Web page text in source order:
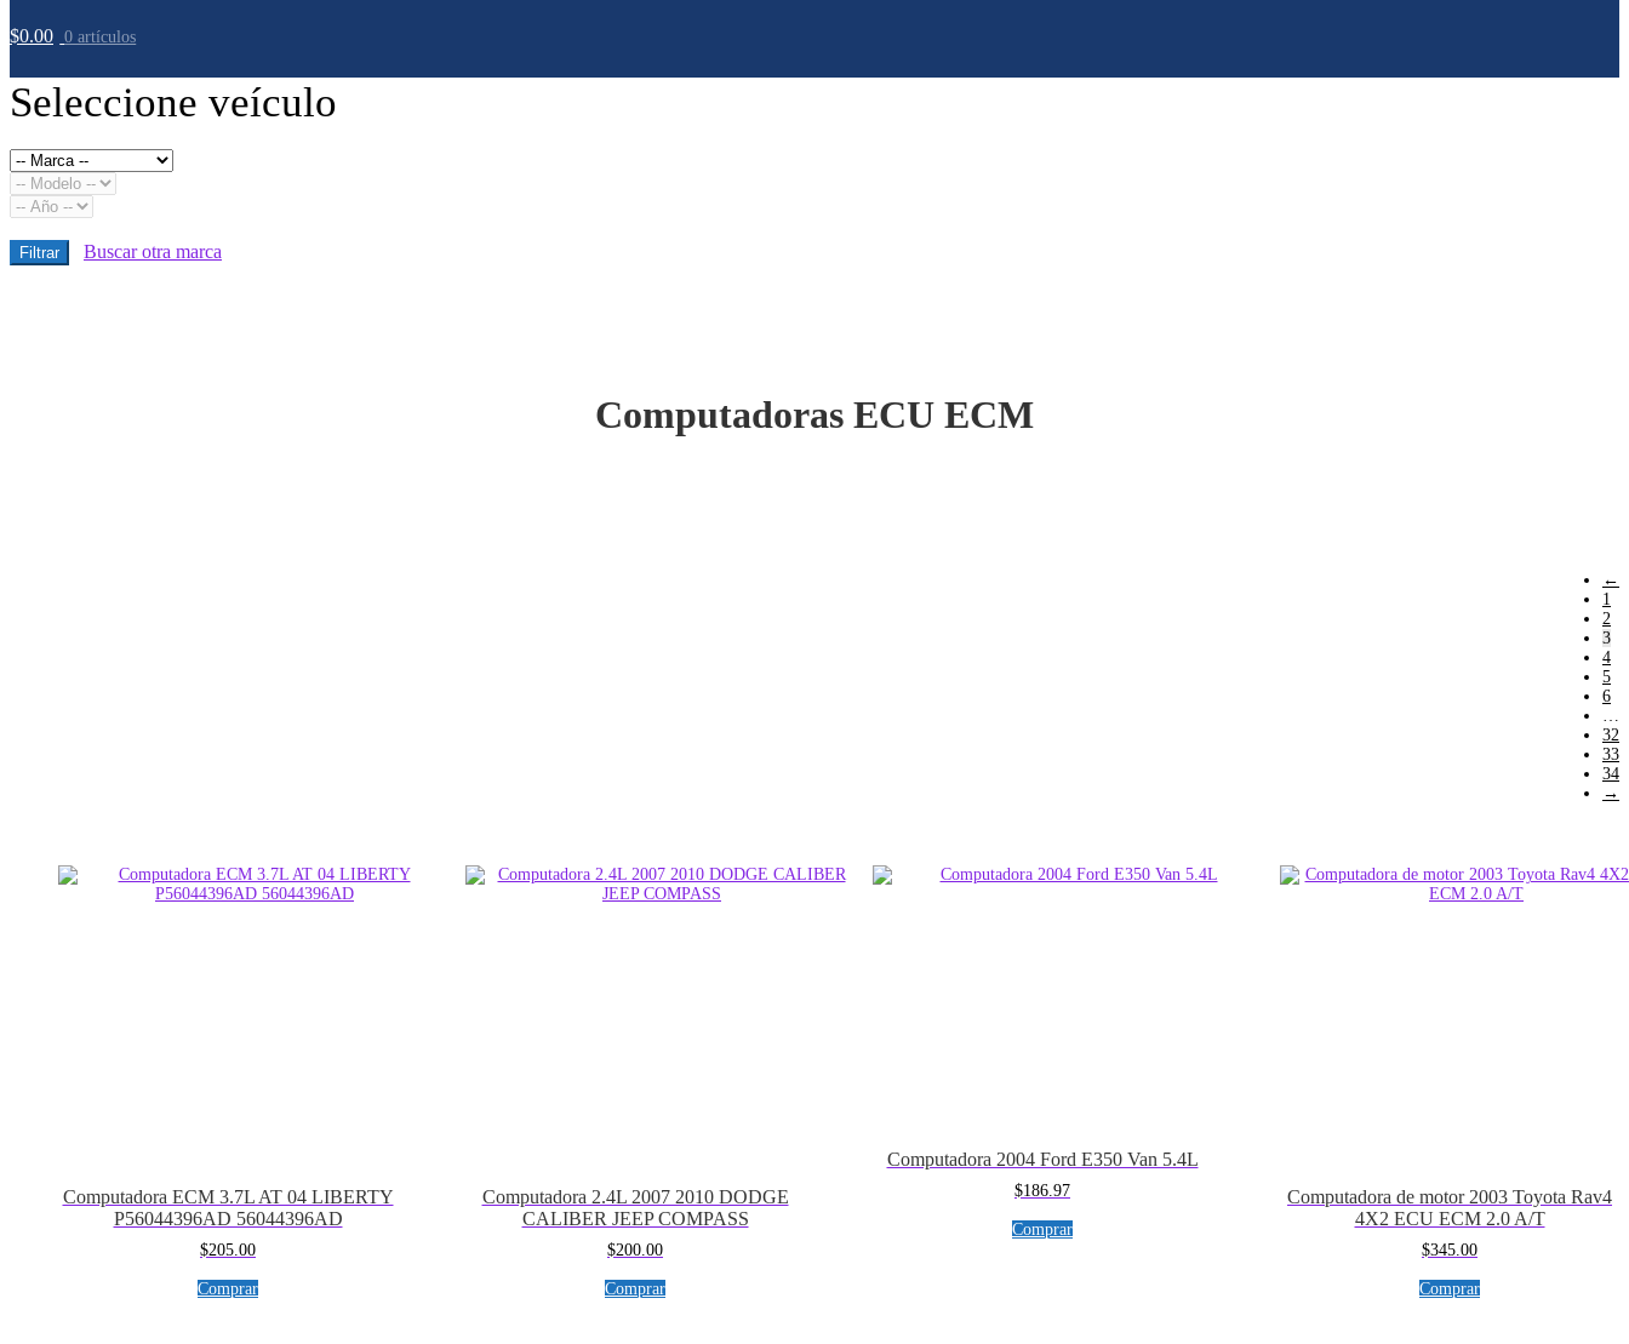
$0.00 0 artículos
Seleccione veículo
Filtrar Buscar otra marca
Computadoras ECU ECM
←
1
2
3
4
5
6
32
33
34
→
Computadora ECM 3.7L AT 04 LIBERTY
P56044396AD 56044396AD
$205.00
Comprar
Computadora 2.4L 2007 2010 DODGE
CALIBER JEEP COMPASS
$200.00
Comprar
Computadora 2004 Ford E350 Van 5.4L
$186.97
Comprar
Computadora de motor 2003 Toyota Rav4
4X2 ECU ECM 2.0 A/T
$345.00
Comprar